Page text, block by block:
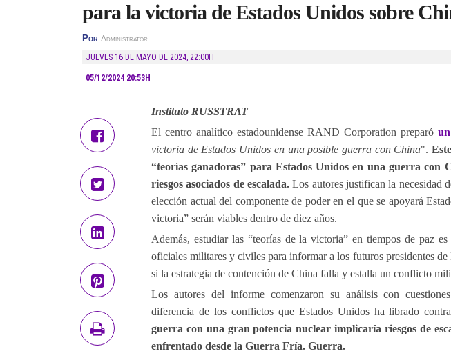
para la victoria de Estados Unidos sobre
Por Administrator
JUEVES 16 DE MAYO DE 2024, 22:00H
05/12/2024 20:53H
Instituto RUSSTRAT
El centro analítico estadounidense RAND Corporation preparó
victoria de Estados Unidos en una posible guerra con China".
“teorías ganadoras” para Estados Unidos en una guerra con
riesgos asociados de escalada. Los autores justifican la necesidad
elección actual del componente de poder en el que se apoyará
victoria” serán viables dentro de diez años.
Además, estudiar las “teorías de la victoria” en tiempos de paz
oficiales militares y civiles para informar a los futuros presidentes
si la estrategia de contención de China falla y estalla un conflicto
Los autores del informe comenzaron su análisis con
diferencia de los conflictos que Estados Unidos ha librado
guerra con una gran potencia nuclear implicaría riesgos de
enfrentado desde la Guerra Fría. Guerra.